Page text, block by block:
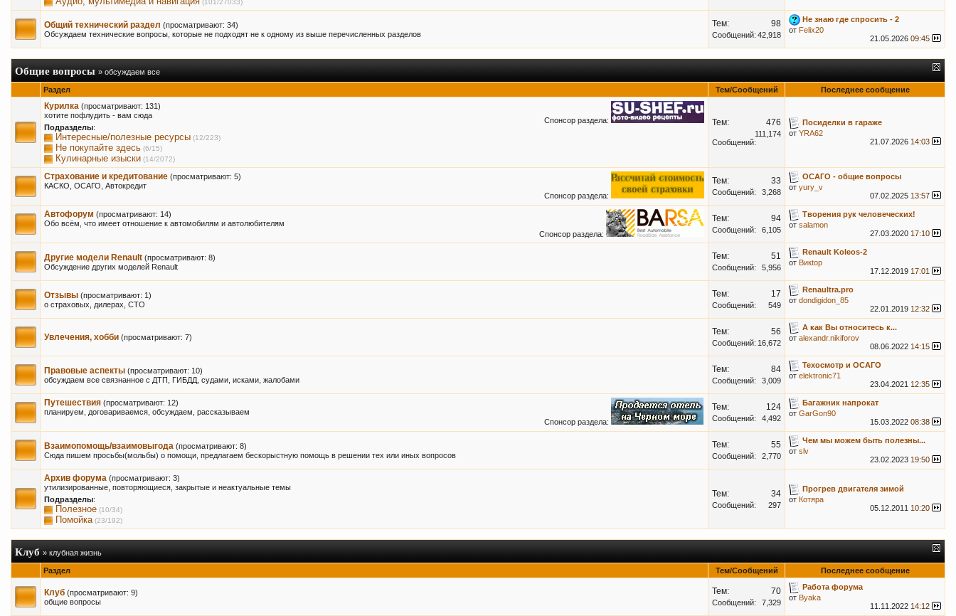
(101/27033)
Общий технический раздел (просматривают: 34)
Обсуждаем технические вопросы, которые не подходят не к одному из выше перечисленных разделов
98
Тем:
42,918
Сообщений:
Не знаю где спросить - 2
от Felix20
21.05.2026 09:45
Общие вопросы » обсуждаем все
Раздел Тем/Сообщений Последнее сообщение
Курилка (просматривают: 131)
Спонсор раздела:
хотите пофлудить - вам сюда
Подразделы:
Интересные/полезные ресурсы (12/223)
Не покупайте здесь (6/15)
Кулинарные изыски (14/2072)
476
Тем:
111,174
Сообщений:
Посиделки в гараже
от YRA62
21.07.2026 14:03
Страхование и кредитование (просматривают: 5)
Спонсор раздела:
КАСКО, ОСАГО, Автокредит 33
Тем:
3,268
Сообщений:
ОСАГО - общие вопросы
от yury_v
07.02.2025 13:57
Автофорум (просматривают: 14)
Спонсор раздела:
Обо всём, что имеет отношение к автомобилям и автолюбителям 94
Тем:
6,105
Сообщений:
Творения рук человеческих!
от salamon
27.03.2020 17:10
Другие модели Renault (просматривают: 8)
Обсуждение других моделей Renault
51
Тем:
5,956
Сообщений:
Renault Koleos-2
от Викtор
17.12.2019 17:01
Отзывы (просматривают: 1)
о страховых, дилерах, СТО
17
Тем:
549
Сообщений:
Renaultra.pro
от dondigidon_85
22.01.2019 12:32
Увлечения, хобби (просматривают: 7)
56
Тем:
16,672
Сообщений:
А как Вы относитесь к...
от alexandr.nikiforov
08.06.2022 14:15
Правовые аспекты (просматривают: 10)
обсуждаем все связнанное с ДТП, ГИБДД, судами, исками, жалобами
84
Тем:
3,009
Сообщений:
Техосмотр и ОСАГО
от elektronic71
23.04.2021 12:35
Путешествия (просматривают: 12)
Спонсор раздела:
планируем, договариваемся, обсуждаем, рассказываем 124
Тем:
4,492
Сообщений:
Багажник напрокат
от GarGon90
15.03.2022 08:38
Взаимопомощь/взаимовыгода (просматривают: 8)
Сюда пишем просьбы(мольбы) о помощи, предлагаем бескорыстную помощь в решении тех или иных вопросов
55
Тем:
2,770
Сообщений:
Чем мы можем быть полезны...
от slv
23.02.2023 19:50
Архив форума (просматривают: 3)
утилизированные, повторяющиеся, закрытые и неактуальные темы
Подразделы:
Полезное (10/34)
Помойка (23/192)
34
Тем:
297
Сообщений:
Прогрев двигателя зимой
от Котяра
05.12.2011 10:20
Клуб » клубная жизнь
Раздел Тем/Сообщений Последнее сообщение
Клуб (просматривают: 9)
общие вопросы
70
Тем:
7,329
Сообщений:
Работа форума
от Byaka
11.11.2022 14:12